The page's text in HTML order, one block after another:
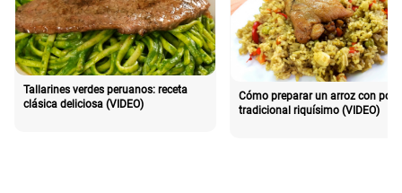
Tallarines verdes peruanos: receta
clásica deliciosa (VIDEO)
Cómo preparar un arroz con pollo
tradicional riquísimo (VIDEO)